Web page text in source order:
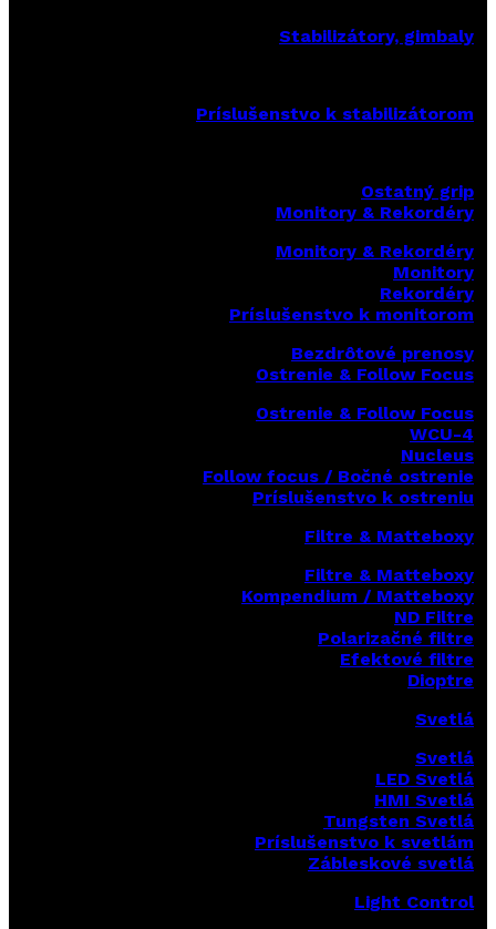
Stabilizátory, gimbaly
Príslušenstvo k stabilizátorom
Ostatný grip
Monitory & Rekordéry
Monitory & Rekordéry
Monitory
Rekordéry
Príslušenstvo k monitorom
Bezdrôtové prenosy
Ostrenie & Follow Focus
Ostrenie & Follow Focus
WCU-4
Nucleus
Follow focus / Bočné ostrenie
Príslušenstvo k ostreniu
Filtre & Matteboxy
Filtre & Matteboxy
Kompendium / Matteboxy
ND Filtre
Polarizačné filtre
Efektové filtre
Dioptre
Svetlá
Svetlá
LED Svetlá
HMI Svetlá
Tungsten Svetlá
Príslušenstvo k svetlám
Zábleskové svetlá
Light Control